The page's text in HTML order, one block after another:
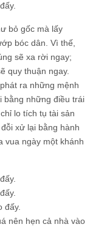
bỏ gốc mà lấy
bóc dân. Vì thế,
sẽ xa rời ngay;
quy thuận ngay.
ra những mệnh
bằng những điều trái
lo tích tụ tài sản
xử lại bằng hành
vua ngày một khánh
đấy.
nên hẹn cả nhà vào